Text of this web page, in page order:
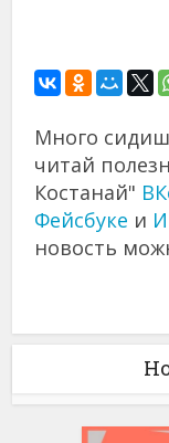
Много
читай
Костанай"
Фейсбуке и
новость